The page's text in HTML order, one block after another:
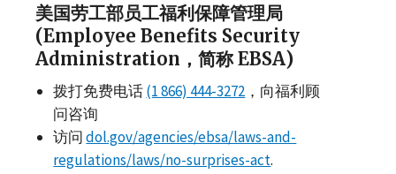
美国劳工部员工福利保障管理局
(Employee Benefits Security
Administration ，简称EBSA)
拨打免费电话(1 866) 444-3272 ，向福利顾
问咨询
访问dol.gov/agencies/ebsa/laws-and-
regulations/laws/no-surprises-act.